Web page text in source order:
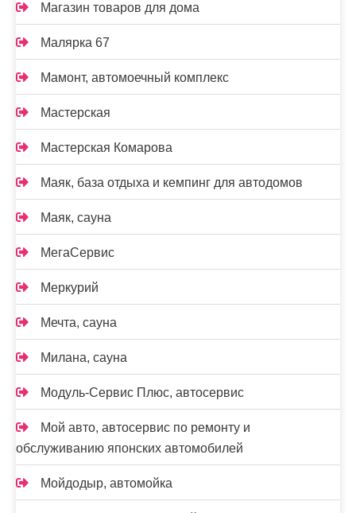
Магазин товаров для дома
Малярка 67
Мамонт, автомоечный комплекс
Мастерская
Мастерская Комарова
Маяк, база отдыха и кемпинг для автодомов
Маяк, сауна
МегаСервис
Меркурий
Мечта, сауна
Милана, сауна
Модуль-Сервис Плюс, автосервис
Мой авто, автосервис по ремонту и
обслуживанию японских автомобилей
Мойдодыр, автомойка